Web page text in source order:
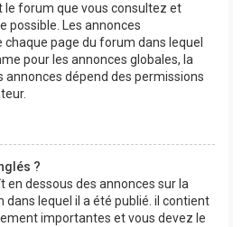
forum que vous consultez et
possible. Les annonces
page du forum dans lequel
pour les annonces globales, la
annonces dépend des permissions
?
en dessous des annonces sur la
lequel il a été publié. il contient
importantes et vous devez le